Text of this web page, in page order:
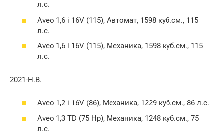
л.с.
Aveo 1,6 i 16V (115), Автомат, 1598 куб.см., 115
л.с.
Aveo 1,6 i 16V (115), Механика, 1598 куб.см., 115
л.с.
2021-Н.В.
Aveo 1,2 i 16V (86), Механика, 1229 куб.см., 86 л.с.
Aveo 1,3 TD (75 Hp), Механика, 1248 куб.см., 75
л.с.